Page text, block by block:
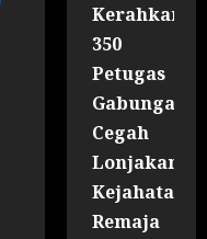
Kerahkan
350
Petugas
Gabungan
Cegah
Lonjakan
Kejahatan
Remaja